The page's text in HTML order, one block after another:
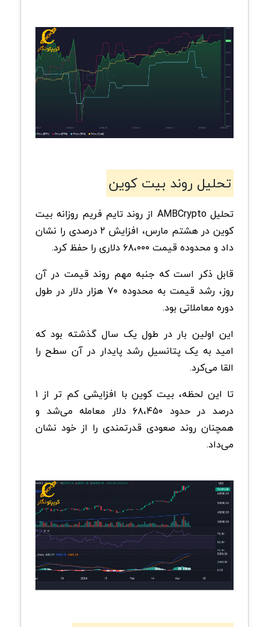
تحلیل روند بیت کوین
تحلیل AMBCrypto از روند تایم فریم روزانه بیت
کوین در هشتم مارس، افزایش ۲ درصدی را نشان
داد و محدوده قیمت ۶۸،۰۰۰ دلاری را حفظ کرد.
قابل ذکر است که جنبه مهم روند قیمت در آن
روز، رشد قیمت به محدوده ۷۰ هزار دلار در طول
دوره معاملاتی بود.
این اولین بار در طول یک سال گذشته بود که
امید به یک پتانسیل رشد پایدار در آن سطح را
القا می‌کرد.
تا این لحظه، بیت کوین با افزایشی کم تر از ۱
درصد در حدود ۶۸،۴۵۰ دلار معامله می‌شد و
همچنان روند صعودی قدرتمندی را از خود نشان
می‌داد.